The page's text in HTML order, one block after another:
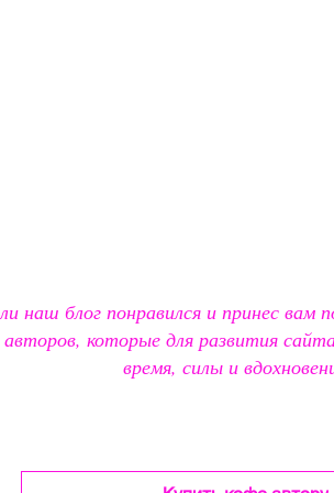
наш блог понравился и принес вам
авторов, которые для развития
время, силы и